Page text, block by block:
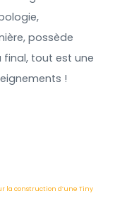
possède
tout est une
!
la construction d’une Tiny